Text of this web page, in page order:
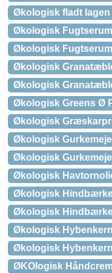
Økologisk fladt lagen
Økologisk
Økologisk
Økologisk
Økologisk
Økologisk Greens Ø
Økologisk
Økologisk
Økologisk
Økologisk
Økologisk
Økologisk
Økologisk
Økologisk
ØKOlogisk